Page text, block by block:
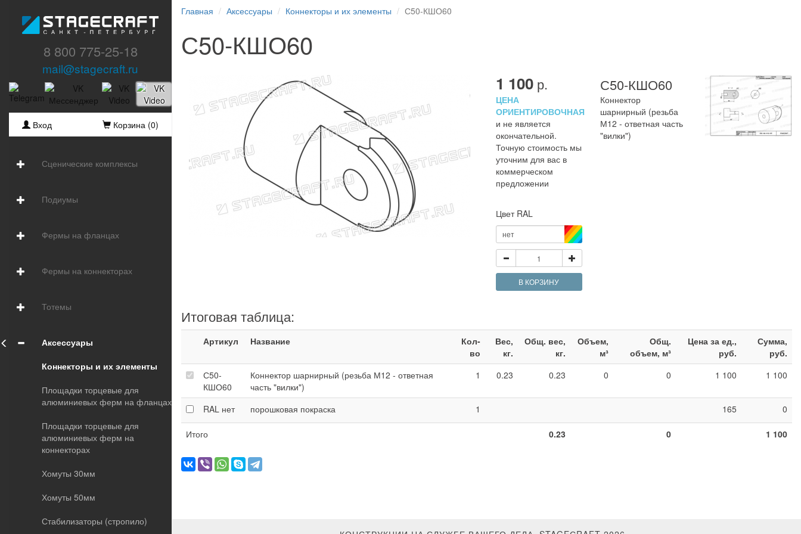
8 800 775-25-18
mail@stagecraft.ru
Вход Корзина (0)
Сценические комплексы
Подиумы
Фермы на фланцах
Фермы на коннекторах
Тотемы
Аксессуары
Коннекторы и их элементы
Площадки торцевые для
алюминиевых ферм на фланцах
Площадки торцевые для
алюминиевых ферм на
коннекторах
Хомуты 30мм
Хомуты 50мм
Стабилизаторы (стропило)
Главная Аксессуары Коннекторы и их элементы С50-КШО60
С50-КШО60
1 100 р.
ЦЕНА
ОРИЕНТИРОВОЧНАЯ
и не является
окончательной.
Точную стоимость мы
уточним для вас в
коммерческом
предложении
Цвет RAL
нет
С50-КШО60
Коннектор
шарнирный (резьба
М12 - ответная часть
"вилки")
В КОРЗИНУ
Итоговая таблица:
Артикул Название
Кол-
во
Вес,
кг.
Общ. вес,
кг.
Объем,
м³
Общ.
объем, м³
Цена за ед.,
руб.
Сумма,
руб.
С50-
КШО60
Коннектор шарнирный (резьба М12 - ответная
часть "вилки")
1 0.23 0.23 0 0 1 100 1 100
RAL нет порошковая покраска 1 165 0
Итого 0.23 0 1 100